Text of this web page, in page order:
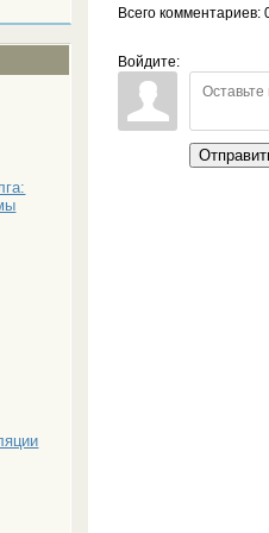
Всего комментариев:
Войдите: